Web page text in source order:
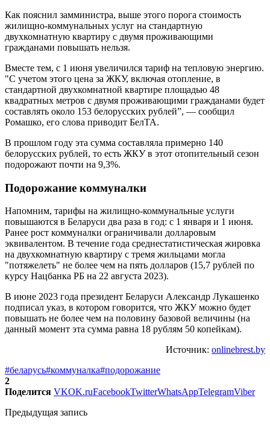
Как пояснил замминистра, выше этого порога стоимость
жилищно-коммунальных услуг на стандартную
двухкомнатную квартиру с двумя проживающими
гражданами повышать нельзя.
Вместе тем, с 1 июня увеличился тариф на тепловую энергию.
"С учетом этого цена за ЖКУ, включая отопление, в
стандартной двухкомнатной квартире площадью 48
квадратных метров с двумя проживающими гражданами будет
составлять около 153 белорусских рублей”, ― сообщил
Ромашко, его слова приводит БелТА.
В прошлом году эта сумма составляла примерно 140
белорусских рублей, то есть ЖКУ в этот отопительный сезон
подорожают почти на 9,3%.
Подорожание коммуналки
Напомним, тарифы на жилищно-коммунальные услуги
повышаются в Беларуси два раза в год: с 1 января и 1 июня.
Ранее рост коммуналки ограничивали долларовым
эквивалентом. В течение года среднестатистическая жировка
на двухкомнатную квартиру с тремя жильцами могла
"потяжелеть" не более чем на пять долларов (15,7 рублей по
курсу Нацбанка РБ на 22 августа 2023).
В июне 2023 года президент Беларуси Александр Лукашенко
подписал указ, в котором говорится, что ЖКУ можно будет
повышать не более чем на половину базовой величины (на
данный момент эта сумма равна 18 рублям 50 копейкам).
Источник: onlinebrest.by
#беларусь#коммуналка#подорожание
2
Поделится VKOK.ruFacebookTwitterWhatsAppTelegramViber
Предыдущая запись